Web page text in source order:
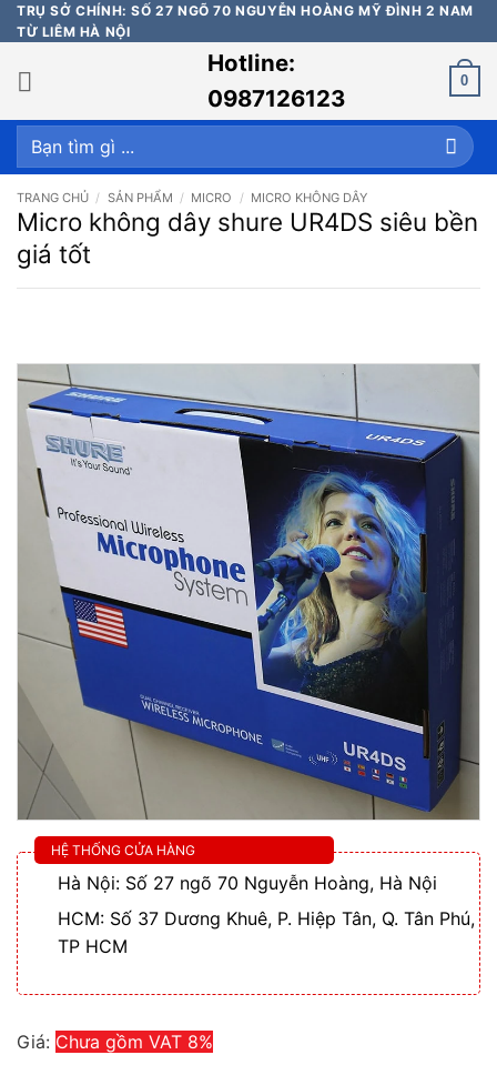
Bỏ
qua
nội
dung
TRỤ SỞ CHÍNH: SỐ 27 NGÕ 70 NGUYỄN HOÀNG MỸ ĐÌNH 2 NAM
TỪ LIÊM HÀ NỘI
Hotline:
0987126123
0
Tìm
kiếm:
TRANG CHỦ / SẢN PHẨM / MICRO / MICRO KHÔNG DÂY
Micro không dây shure UR4DS siêu bền
giá tốt
HỆ THỐNG CỬA HÀNG
Hà Nội: Số 27 ngõ 70 Nguyễn Hoàng, Hà Nội
HCM: Số 37 Dương Khuê, P. Hiệp Tân, Q. Tân Phú,
TP HCM
Giá: Chưa gồm VAT 8%